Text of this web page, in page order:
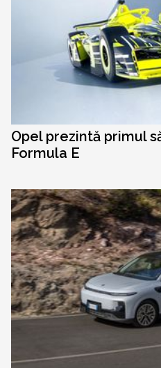
Opel prezintă primul
Formula E